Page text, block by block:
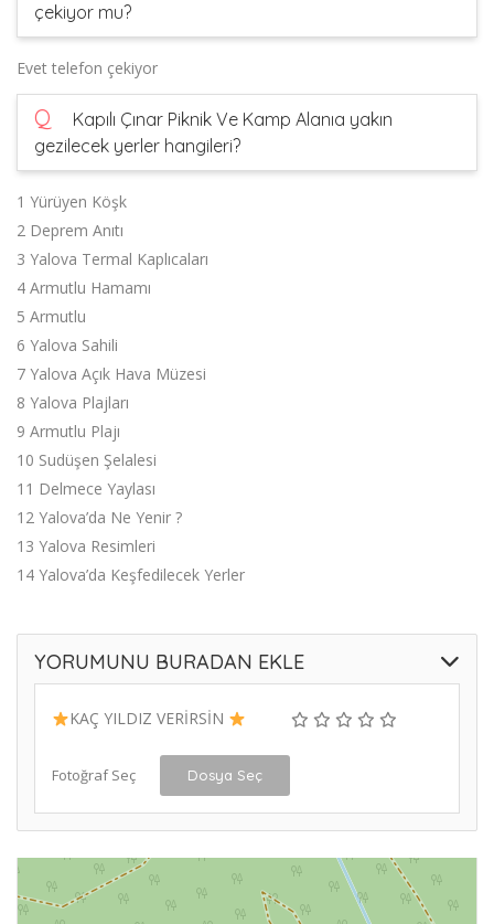
çekiyor mu?
Evet telefon çekiyor
Q
Kapılı Çınar Piknik Ve Kamp Alanıa yakın
gezilecek yerler hangileri?
1 Yürüyen Köşk
2 Deprem Anıtı
3 Yalova Termal Kaplıcaları
4 Armutlu Hamamı
5 Armutlu
6 Yalova Sahili
7 Yalova Açık Hava Müzesi
8 Yalova Plajları
9 Armutlu Plajı
10 Sudüşen Şelalesi
11 Delmece Yaylası
12 Yalova’da Ne Yenir ?
13 Yalova Resimleri
14 Yalova’da Keşfedilecek Yerler
YORUMUNU BURADAN EKLE
KAÇ YILDIZ VERİRSİN
Fotoğraf Seç Dosya Seç